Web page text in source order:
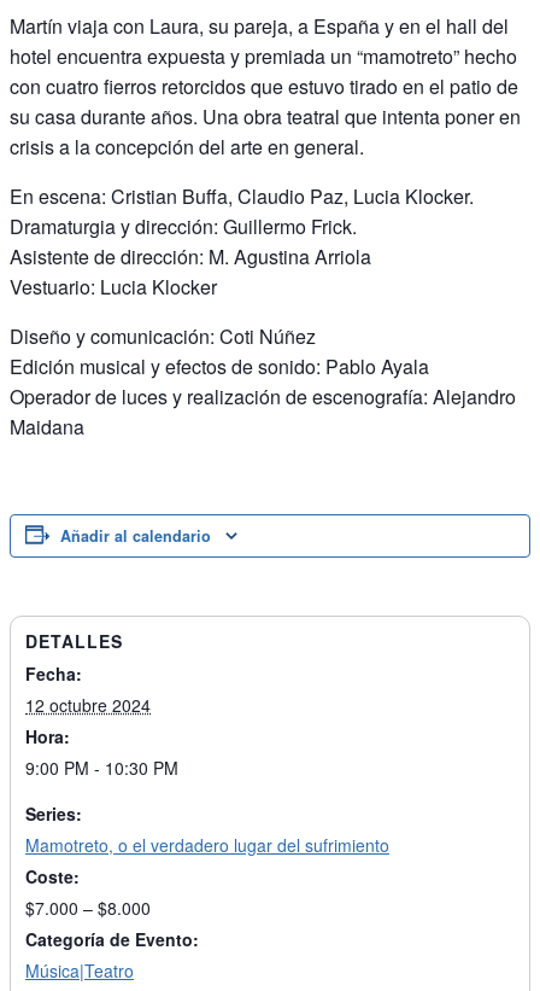
Martín viaja con Laura, su pareja, a España y en el hall del
hotel encuentra expuesta y premiada un “mamotreto” hecho
con cuatro fierros retorcidos que estuvo tirado en el patio de
su casa durante años. Una obra teatral que intenta poner en
crisis a la concepción del arte en general.
En escena: Cristian Buffa, Claudio Paz, Lucia Klocker.
Dramaturgia y dirección: Guillermo Frick.
Asistente de dirección: M. Agustina Arriola
Vestuario: Lucia Klocker
Diseño y comunicación: Coti Núñez
Edición musical y efectos de sonido: Pablo Ayala
Operador de luces y realización de escenografía: Alejandro
Maidana
Añadir al calendario
DETALLES
Fecha:
12 octubre 2024
Hora:
9:00 PM - 10:30 PM
Series:
Mamotreto, o el verdadero lugar del sufrimiento
Coste:
$7.000 – $8.000
Categoría de Evento:
Música|Teatro